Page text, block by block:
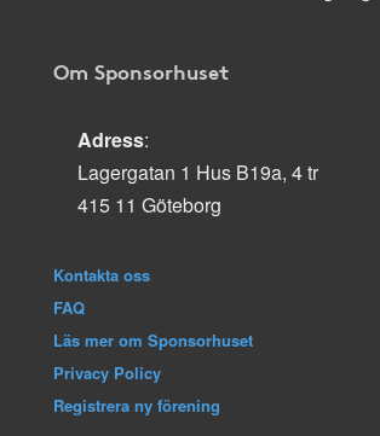
Om Sponsorhuset
Adress:
Lagergatan 1 Hus B19a, 4 tr
415 11 Göteborg
Kontakta oss
FAQ
Läs mer om Sponsorhuset
Privacy Policy
Registrera ny förening